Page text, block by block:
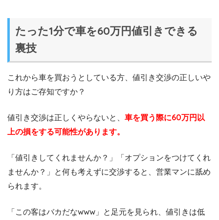
たった1分で車を60万円値引きできる
裏技
これから車を買おうとしている方、値引き交渉の正しいや
り方はご存知ですか？
値引き交渉は正しくやらないと、 車を買う際に60万円以
上の損をする可能性があります。
「値引きしてくれませんか？」「オプションをつけてくれ
ませんか？」と何も考えずに交渉すると、営業マンに舐め
られます。
「この客はバカだなwww」と足元を見られ、値引きは低